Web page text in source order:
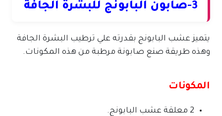
3-صابون البابونج للبشرة الجافة
يتميز عشب البابونج بقدرته علي ترطيب البشرة الجافة
وهذه طريقة صنع صابونة مرطبة من هذه المكونات.
المكونات
2 معلقة عشب البابونج.